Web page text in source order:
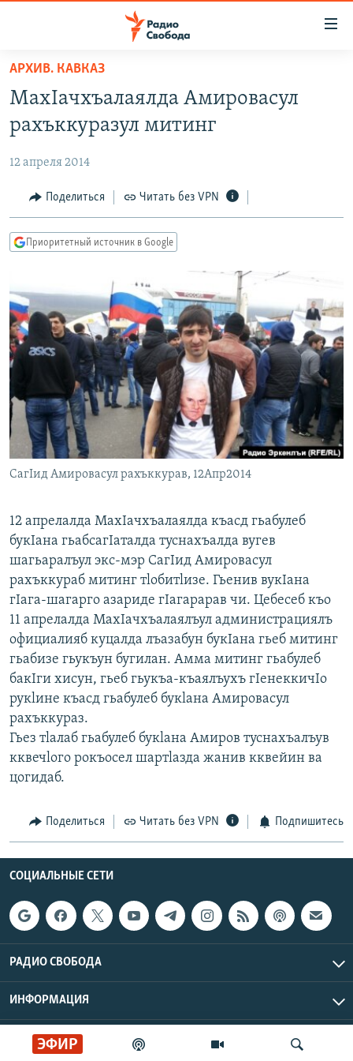
упрощенного
доступа
основному
Вернутся
главной
навигации
поиску
АВТОРСКИЕ ПРОЕКТЫ
ЦИТАТЫ СВОБОДЫ
МНЕНИЯ
IDEL.РЕАЛИИ
КАВКАЗ.РЕАЛИИ
СЕВЕР.РЕАЛИИ
СИБИРЬ.РЕАЛИИ
РАСПИСАНИЕ ВЕЩАНИЯ
ПОДПИШИТЕСЬ НА РАССЫЛКУ
СОЦИАЛЬНЫЕ СЕТИ
Все сайты РСЕ/РС
ЭФИР
АРХИВ. КАВКАЗ
МахIачхъалаялда Амировасул
рахъккуразул митинг
12 апреля 2014
Поделиться Читать без VPN
Приоритетный источник в Google
СагIид Амировасул рахъккурав, 12Aпр2014
12 апрелалда МахIачхъалаялда къасд гьабулеб
букIана гьабсагIаталда туснахъалда вугев
шагьаралъул экс-мэр СагIид Амировасул
рахъккураб митинг тlобитlизе. Гьенив вукIана
гIага-шагарго азариде гIагарарав чи. Цебесеб къо
11 апрелалда МахIачхъалаялъул администрациялъ
официалияб куцалда лъазабун букIана гьеб митинг
гьабизе гьукъун бугилан. Амма митинг гьабулеб
бакIги хисун, гьеб гьукъа-къаялъухъ гIенеккичIо
рукlине къасд гьабулеб букlана Амировасул
рахъккураз.
Гьез тlалаб гьабулеб букlана Амиров туснахъалъув
кквечlого рокъосел шартlазда жанив кквейин ва
цогидаб.
Поделиться Читать без VPN Подпишитесь
СОЦИАЛЬНЫЕ СЕТИ
РАДИО СВОБОДА
ИНФОРМАЦИЯ
Радио Свобода © 2026 RFE/RL, Inc. | Все права защищены.